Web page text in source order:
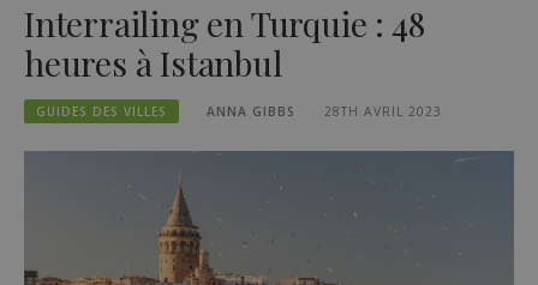
Interrailing en Turquie : 48
heures à Istanbul
GUIDES DES VILLES ANNA GIBBS 28TH AVRIL 2023